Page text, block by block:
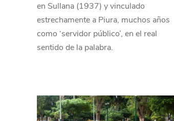
en Sullana (1937) y vinculado
estrechamente a Piura, muchos años
como ‘servidor público’, en el real
sentido de la palabra.